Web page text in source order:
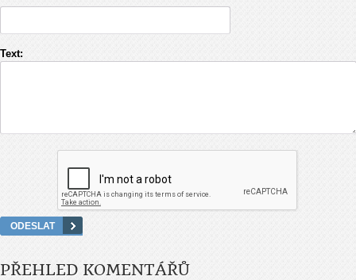
Text:
PŘEHLED KOMENTÁŘŮ